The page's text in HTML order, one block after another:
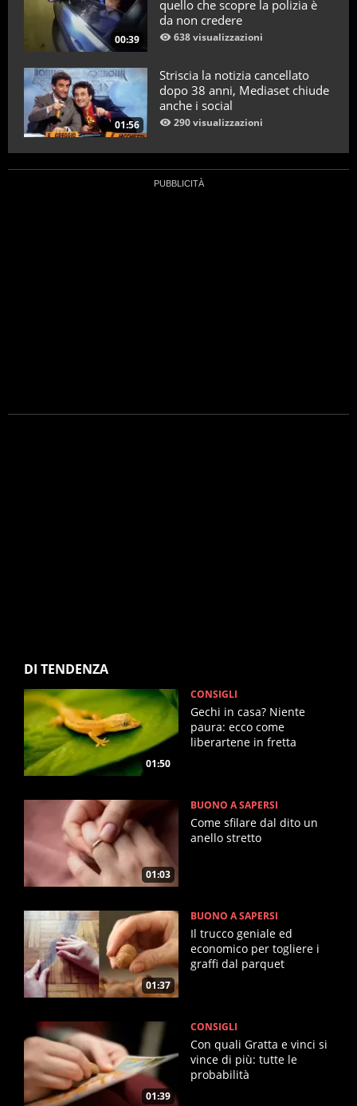
00:39
quello che scopre la polizia è
da non credere
638 visualizzazioni
01:56
Striscia la notizia cancellato
dopo 38 anni, Mediaset chiude
anche i social
290 visualizzazioni
DI TENDENZA
01:50
CONSIGLI
Gechi in casa? Niente
paura: ecco come
liberartene in fretta
01:03
BUONO A SAPERSI
Come sfilare dal dito un
anello stretto
01:37
BUONO A SAPERSI
Il trucco geniale ed
economico per togliere i
graffi dal parquet
01:39
CONSIGLI
Con quali Gratta e vinci si
vince di più: tutte le
probabilità